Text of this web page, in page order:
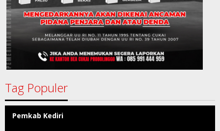
Tag Populer
Pemkab Kediri